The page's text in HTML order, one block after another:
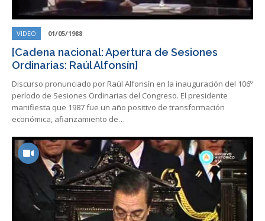
VIDEO 01/05/1988
[Cadena nacional: Apertura de Sesiones
Ordinarias: Raúl Alfonsín]
Discurso pronunciado por Raúl Alfonsín en la inauguración del 106º
período de Sesiones Ordinarias del Congreso. El presidente
manifiesta que 1987 fue un año positivo de transformación
económica, afianzamiento de…